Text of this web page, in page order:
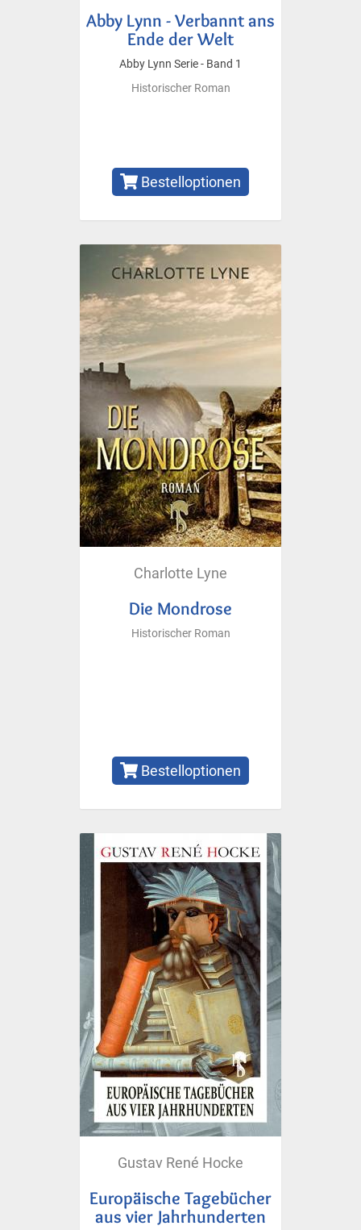
Abby Lynn - Verbannt ans
Ende der Welt
Abby Lynn Serie - Band 1
Historischer Roman
Bestelloptionen
Charlotte Lyne
Die Mondrose
Historischer Roman
Bestelloptionen
Gustav René Hocke
Europäische Tagebücher
aus vier Jahrhunderten